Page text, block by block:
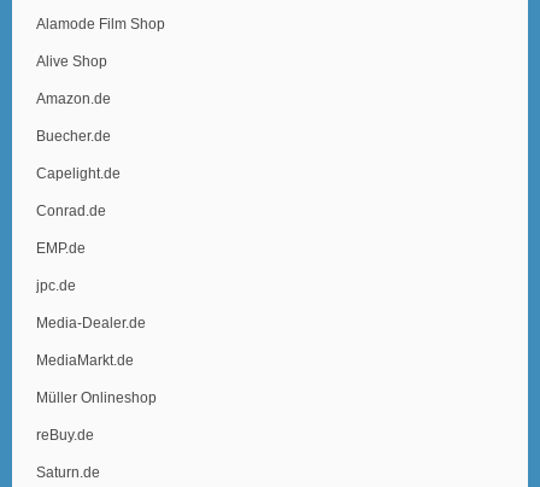
Alamode Film Shop
Alive Shop
Amazon.de
Buecher.de
Capelight.de
Conrad.de
EMP.de
jpc.de
Media-Dealer.de
MediaMarkt.de
Müller Onlineshop
reBuy.de
Saturn.de